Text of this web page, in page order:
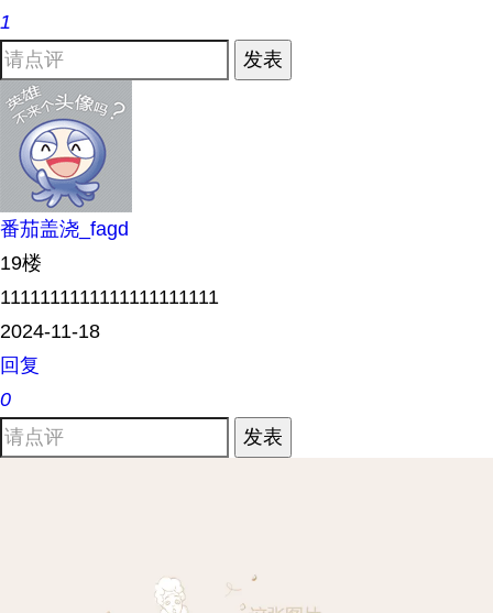
1
发表
番茄盖浇_fagd
19楼
1111111111111111111111
2024-11-18
回复
0
发表